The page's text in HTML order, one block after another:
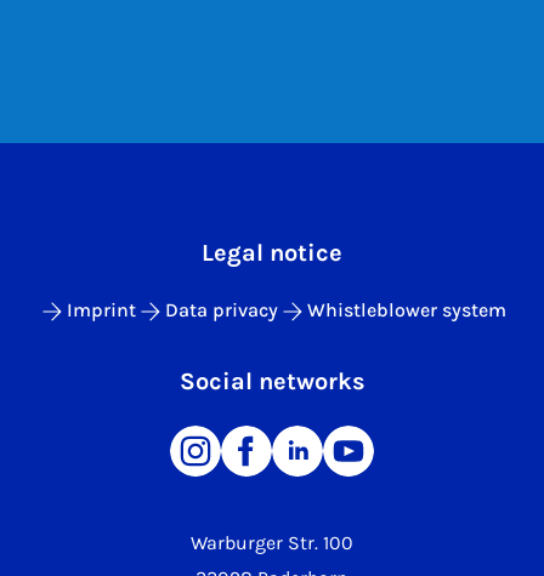
Warburger Str. 100
Legal notice
Imprint Data privacy Whistleblower system
Social networks